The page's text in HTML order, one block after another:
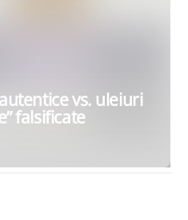
vs. uleiuri
falsificate